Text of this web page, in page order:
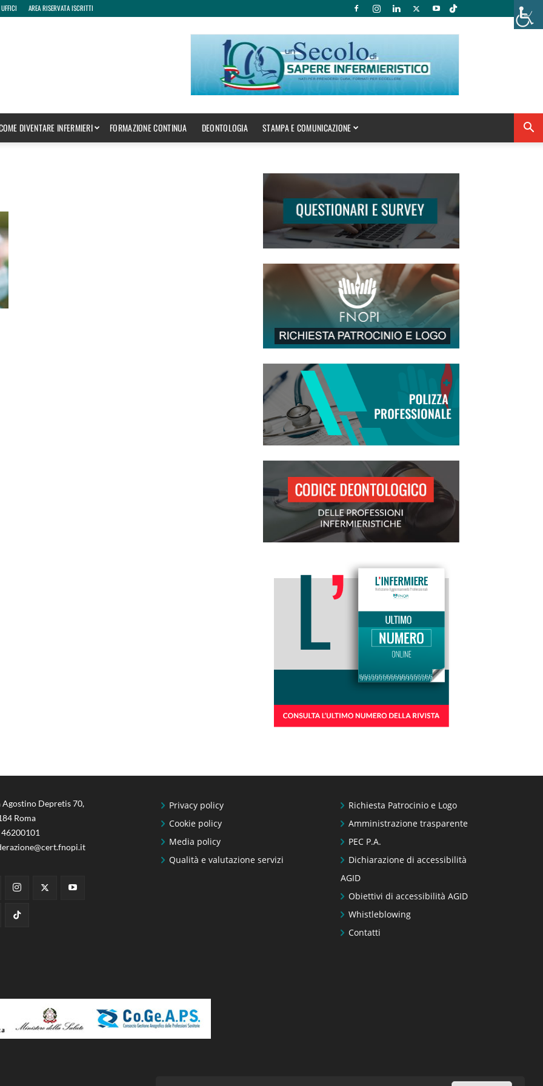
AREA RISERVATA ISCRITTI
DIVENTARE INFERMIERI FORMAZIONE CONTINUA DEONTOLOGIA STAMPA E COMUNICAZIONE
Agostino Depretis 70,
Roma
Privacy policy
Cookie policy
Media policy
Qualità e valutazione servizi
Richiesta Patrocinio e Logo
Amministrazione trasparente
PEC P.A.
Dichiarazione di accessibilità
AGID
Obiettivi di accessibilità AGID
Whistleblowing
Contatti